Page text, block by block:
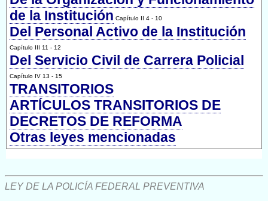
de la Institución Capítulo II 4 - 10
Del Personal Activo de la Institución
Capítulo III 11 - 12
Del Servicio Civil de Carrera Policial
Capítulo IV 13 - 15
TRANSITORIOS
ARTÍCULOS TRANSITORIOS DE
DECRETOS DE REFORMA
Otras leyes mencionadas
LEY DE LA POLICÍA FEDERAL PREVENTIVA